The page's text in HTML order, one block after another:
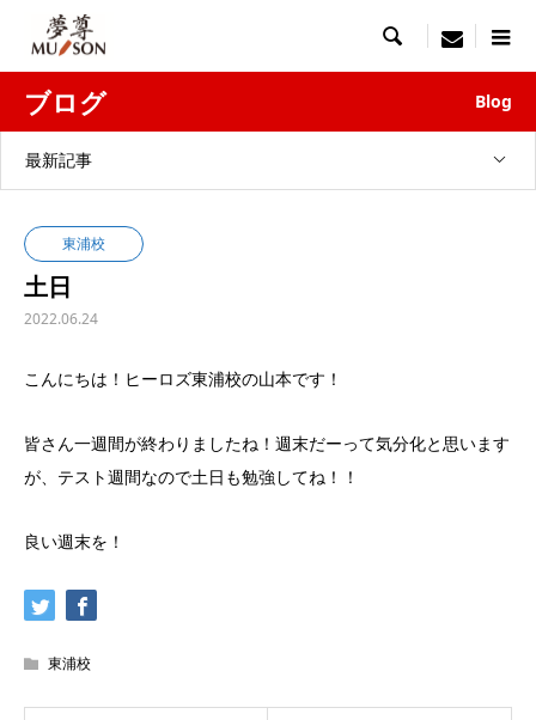
 menu
ブログ Blog
最新記事
東浦校
土日
2022.06.24
こんにちは！ヒーロズ東浦校の山本です！
皆さん一週間が終わりましたね！週末だーって気分化と思います
が、テスト週間なので土日も勉強してね！！
良い週末を！
東浦校